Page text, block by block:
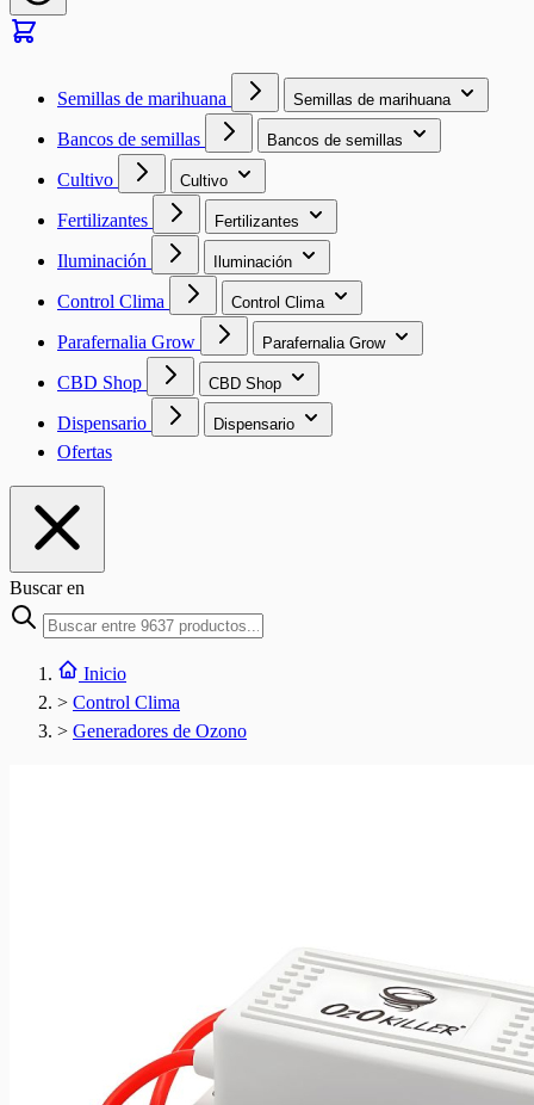
Semillas de marihuana Semillas de marihuana
Bancos de semillas Bancos de semillas
Cultivo Cultivo
Fertilizantes Fertilizantes
Iluminación Iluminación
Control Clima Control Clima
Parafernalia Grow Parafernalia Grow
CBD Shop CBD Shop
Dispensario Dispensario
Ofertas
Buscar en
Inicio
> Control Clima
> Generadores de Ozono